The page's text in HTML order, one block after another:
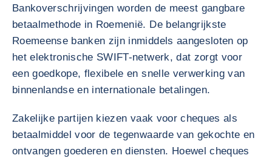
Bankoverschrijvingen worden de meest gangbare
betaalmethode in Roemenië. De belangrijkste
Roemeense banken zijn inmiddels aangesloten op
het elektronische SWIFT-netwerk, dat zorgt voor
een goedkope, flexibele en snelle verwerking van
binnenlandse en internationale betalingen.
Zakelijke partijen kiezen vaak voor cheques als
betaalmiddel voor de tegenwaarde van gekochte en
ontvangen goederen en diensten. Hoewel cheques